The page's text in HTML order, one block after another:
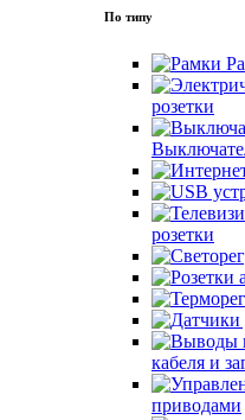
По типу
розетки
розетки
кабеля и
приводами